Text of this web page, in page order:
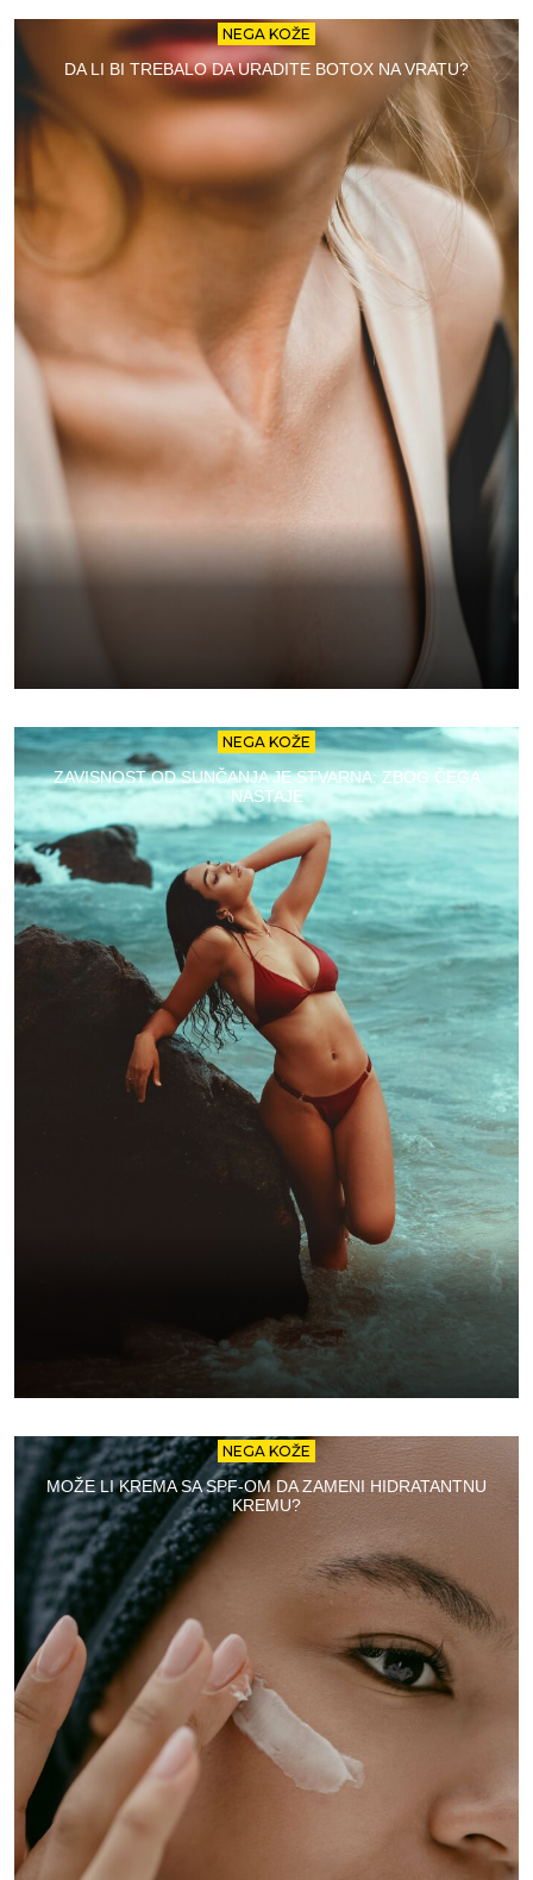
NEGA KOŽE
DA LI BI TREBALO DA URADITE BOTOX NA VRATU?
NEGA KOŽE
ZAVISNOST OD SUNČANJA JE STVARNA: ZBOG ČEGA
NASTAJE
NEGA KOŽE
MOŽE LI KREMA SA SPF-OM DA ZAMENI HIDRATANTNU
KREMU?